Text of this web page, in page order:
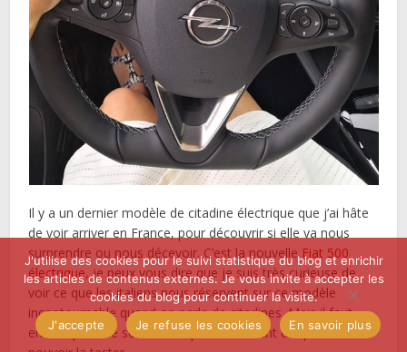
Il y a un dernier modèle de citadine électrique que j’ai hâte
de voir arriver en France, pour découvrir si elle va nous
surprendre ou nous décevoir. C’est la nouvelle Fiat 500
électrique, je peux vous dire que je suis très curieuse de
voir ce que les italiens nous réservent sur ce modèle
incontournable quand on parle de citadines. Mais il faut
encore prendre son mal en patience avant d’espérer
J'utilise des cookies pour le suivi statistique du blog et enrichir
les articles de contenus externes. Je vous invite à accepter les
cookies du blog pour continuer la visite.
J'accepte
Je refuse les cookies En savoir plus